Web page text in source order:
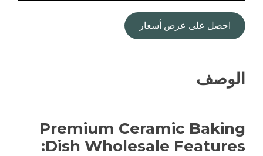
احصل على عرض أسعار
الوصف
Premium Ceramic Baking
Dish Wholesale Features: